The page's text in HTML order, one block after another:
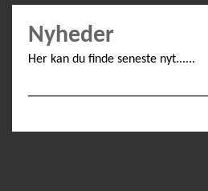
Nyheder
Her kan du finde seneste nyt......